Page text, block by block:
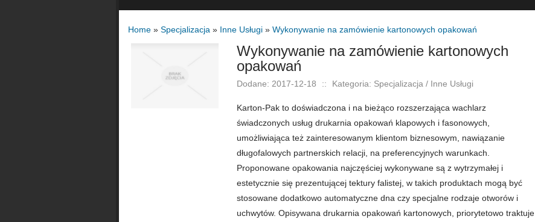
Home » Specjalizacja » Inne Usługi » Wykonywanie na zamówienie kartonowych opakowań
Wykonywanie na zamówienie kartonowych
opakowań
Dodane: 2017-12-18 :: Kategoria: Specjalizacja / Inne Usługi
Karton-Pak to doświadczona i na bieżąco rozszerzająca wachlarz
świadczonych usług drukarnia opakowań klapowych i fasonowych,
umożliwiająca też zainteresowanym klientom biznesowym, nawiązanie
długofalowych partnerskich relacji, na preferencyjnych warunkach.
Proponowane opakowania najczęściej wykonywane są z wytrzymałej i
estetycznie się prezentującej tektury falistej, w takich produktach mogą być
stosowane dodatkowo automatyczne dna czy specjalne rodzaje otworów i
uchwytów. Opisywana drukarnia opakowań kartonowych, priorytetowo traktuje